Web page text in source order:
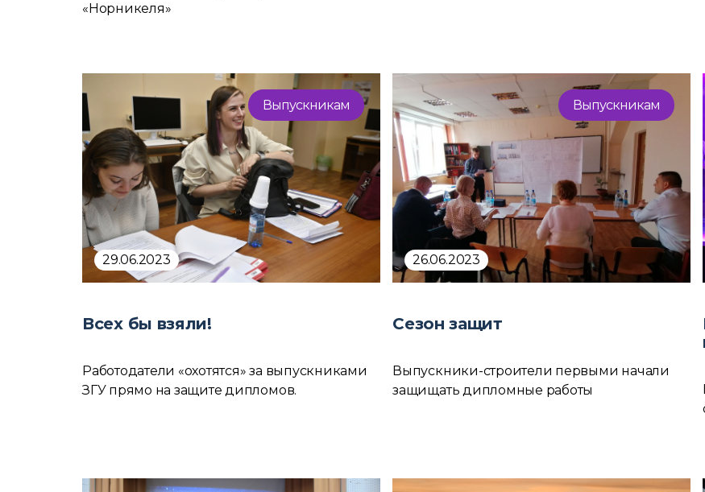
«Норникеля»
Выпускникам
29.06.2023
Всех бы взяли!
Работодатели «охотятся» за выпускниками
ЗГУ прямо на защите дипломов.
Выпускникам
26.06.2023
Сезон защит
Выпускники-строители первыми начали
защищать дипломные работы